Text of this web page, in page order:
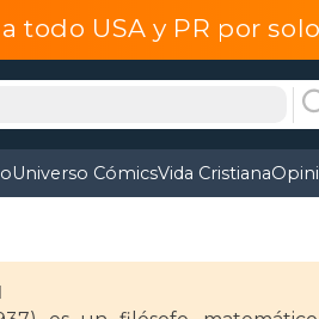
todo USA y PR por
Universo CómicsVida Cristiana